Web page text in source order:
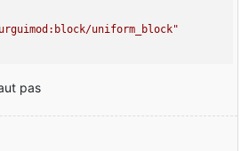
uniform_block"
pas